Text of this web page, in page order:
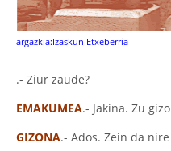
argazkia:Izaskun Etxeberria
.- Ziur zaude?
EMAKUMEA.- Jakina. Zu
GIZONA.- Ados. Zein da